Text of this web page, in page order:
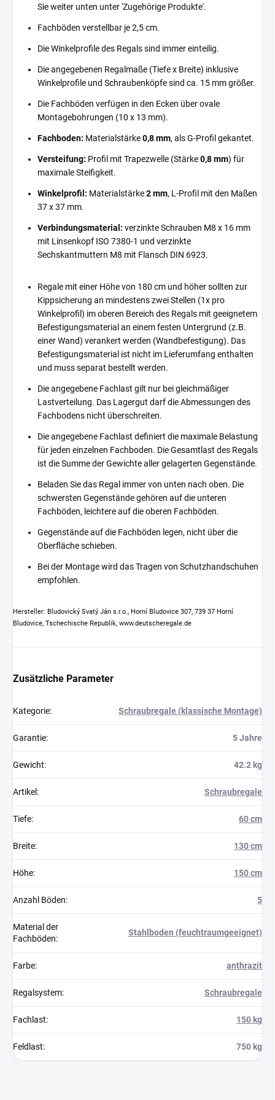
Sie weiter unten unter 'Zugehörige Produkte'.
Fachböden verstellbar je 2,5 cm.
Die Winkelprofile des Regals sind immer einteilig.
Die angegebenen Regalmaße (Tiefe x Breite) inklusive
Winkelprofile und Schraubenköpfe sind ca. 15 mm größer.
Die Fachböden verfügen in den Ecken über ovale
Montagebohrungen (10 x 13 mm).
Fachboden: Materialstärke0,8 mm, als G-Profil gekantet.
Versteifung: Profil mit Trapezwelle (Stärke0,8 mm) für
maximale Steifigkeit.
Winkelprofil: Materialstärke2 mm, L-Profil mit den Maßen
37 x 37 mm.
Verbindungsmaterial: verzinkte Schrauben M8 x 16 mm
mit Linsenkopf ISO 7380-1 und verzinkte
Sechskantmuttern M8 mit Flansch DIN 6923.
Regale mit einer Höhe von 180 cm und höher sollten zur
Kippsicherung an mindestens zwei Stellen (1x pro
Winkelprofil) im oberen Bereich des Regals mit geeignetem
Befestigungsmaterial an einem festen Untergrund (z.B.
einer Wand) verankert werden (Wandbefestigung). Das
Befestigungsmaterial ist nicht im Lieferumfang enthalten
und muss separat bestellt werden.
Die angegebene Fachlast gilt nur bei gleichmäßiger
Lastverteilung. Das Lagergut darf die Abmessungen des
Fachbodens nicht überschreiten.
Die angegebene Fachlast definiert die maximale Belastung
für jeden einzelnen Fachboden. Die Gesamtlast des Regals
ist die Summe der Gewichte aller gelagerten Gegenstände.
Beladen Sie das Regal immer von unten nach oben. Die
schwersten Gegenstände gehören auf die unteren
Fachböden, leichtere auf die oberen Fachböden.
Gegenstände auf die Fachböden legen, nicht über die
Oberfläche schieben.
Bei der Montage wird das Tragen von Schutzhandschuhen
empfohlen.
Hersteller: Bludovický Svatý Ján s.r.o., Horní Bludovice 307, 739 37 Horní
Bludovice, Tschechische Republik, www.deutscheregale.de
Zusätzliche Parameter
Kategorie: Schraubregale (klassische Montage)
Garantie: 5 Jahre
Gewicht: 42.2 kg
Artikel : Schraubregale
Tiefe: 60 cm
Breite: 130 cm
Höhe: 150 cm
Anzahl Böden: 5
Material der
Fachböden:
Stahlboden (feuchtraumgeeignet)
Farbe: anthrazit
Regalsystem: Schraubregale
Fachlast: 150 kg
Feldlast: 750 kg